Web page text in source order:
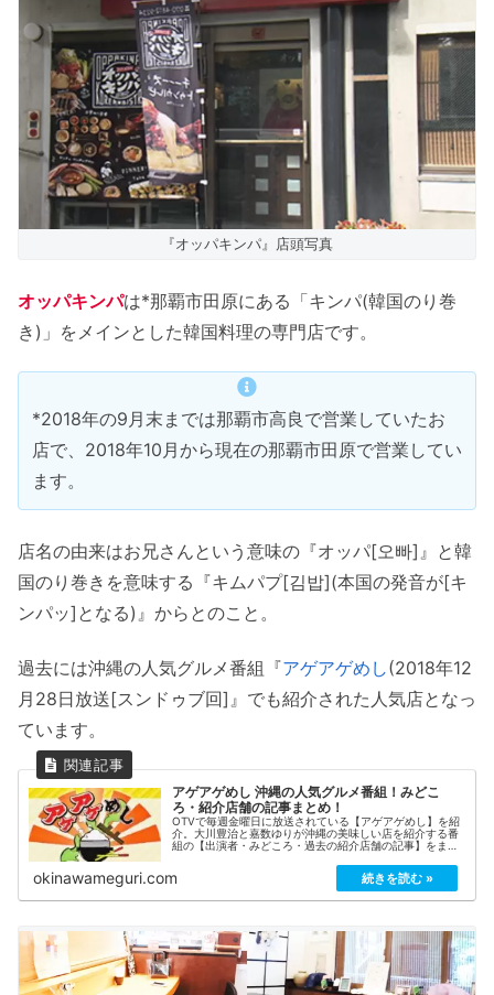
チーーズトゥンカルビ(ディナーメニュー)
オッパキンパ 店舗情報
オッパキンパ まとめ
『オッパキンパ』店頭写真
オッパキンパは*那覇市田原にある「キンパ(韓国のり巻
き)」をメインとした韓国料理の専門店です。
*2018年の9月末までは那覇市高良で営業していたお
店で、2018年10月から現在の那覇市田原で営業してい
ます。
店名の由来はお兄さんという意味の『オッパ[오빠]』と韓
国のり巻きを意味する『キムパプ[김밥](本国の発音が[キ
ンパッ]となる)』からとのこと。
過去には沖縄の人気グルメ番組『アゲアゲめし(2018年12
月28日放送[スンドゥブ回]』でも紹介された人気店となっ
ています。
アゲアゲめし 沖縄の人気グルメ番組！みどこ
ろ・紹介店舗の記事まとめ！
OTVで毎週金曜日に放送されている【アゲアゲめし】を紹
介。大川豊治と嘉数ゆりが沖縄の美味しい店を紹介する番
組の【出演者・みどころ・過去の紹介店舗の記事】をまと
okinawameguri.com